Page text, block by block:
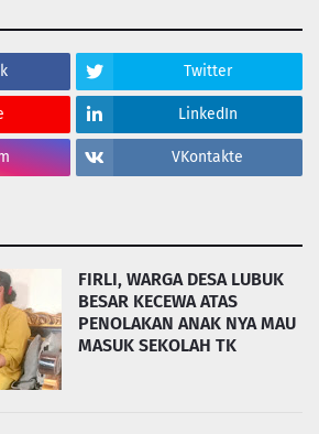
Twitter
LinkedIn
VKontakte
FIRLI, WARGA DESA LUBUK
BESAR KECEWA ATAS
PENOLAKAN ANAK NYA MAU
MASUK SEKOLAH TK